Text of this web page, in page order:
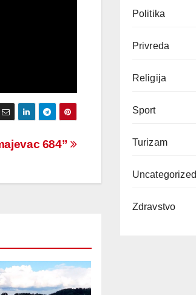
684”
Politika
Privreda
Religija
Sport
Turizam
Uncategorized
Zdravstvo